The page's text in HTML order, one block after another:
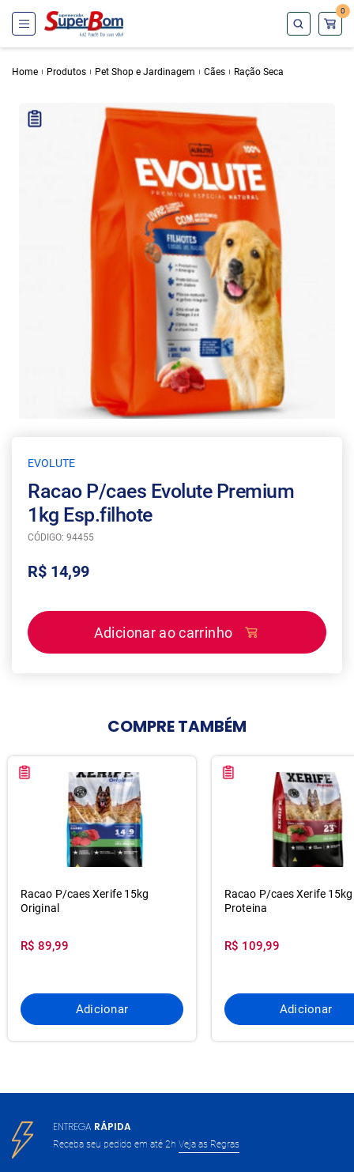
0
Home Produtos Pet Shop e Jardinagem Cães Ração Seca
EVOLUTE
Racao P/caes Evolute Premium
1kg Esp.filhote
CÓDIGO: 94455
R$ 14,99
Adicionar ao carrinho
COMPRETAMBÉM
Racao P/caes Xerife 15kg
Original
R$ 89,99
Adicionar
Racao P/caes Xerife 15kg
Proteina
R$ 109,99
Adicionar
ENTREGA RÁPIDA
Receba seu pedido em até 2h Veja as Regras